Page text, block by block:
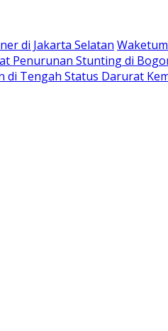
di Jakarta Selatan
Penurunan Stunting di
di Tengah Status Darurat